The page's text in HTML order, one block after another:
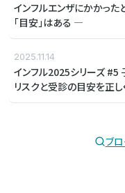
インフルエンザにかかっ
「目安」はある ―
2025.11.14
インフル2025シリーズ #5
リスクと受診の目安を正し
ブ